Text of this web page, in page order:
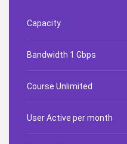
Capacity
Bandwidth 1 Gbps
Course Unlimited
User Active per month